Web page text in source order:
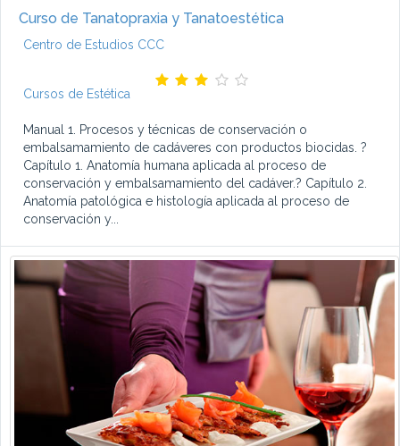
Curso de Tanatopraxia y Tanatoestética
Centro de Estudios CCC
Cursos de Estética
Manual 1. Procesos y técnicas de conservación o
embalsamamiento de cadáveres con productos biocidas. ?
Capítulo 1. Anatomía humana aplicada al proceso de
conservación y embalsamamiento del cadáver.? Capítulo 2.
Anatomía patológica e histología aplicada al proceso de
conservación y...